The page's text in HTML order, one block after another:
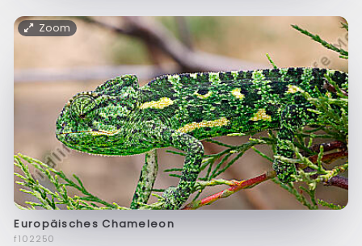
Zoom
Europäisches Chameleon
f102250